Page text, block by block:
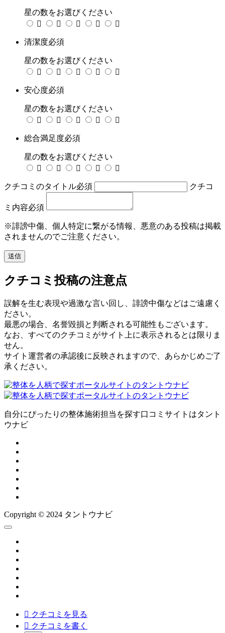
星の数をお選びください

   
清潔度必須
星の数をお選びください

   
安心度必須
星の数をお選びください

   
総合満足度必須
星の数をお選びください

   
クチコミのタイトル必須 クチコ
ミ内容必須
※誹謗中傷、個人特定に繋がる情報、悪意のある投稿は掲載
されませんのでご注意ください。
クチコミ投稿の注意点
誤解を生む表現や過激な言い回し、誹謗中傷などはご遠慮く
ださい。
最悪の場合、名誉毀損と判断される可能性もございます。
なお、すべてのクチコミがサイト上に表示されるとは限りま
せん。
サイト運営者の承認後に反映されますので、あらかじめご了
承ください。
自分にぴったりの整体施術担当を探す口コミサイトはタント
ウナビ
Copyright © 2024 タントウナビ
 クチコミを見る
 クチコミを書く